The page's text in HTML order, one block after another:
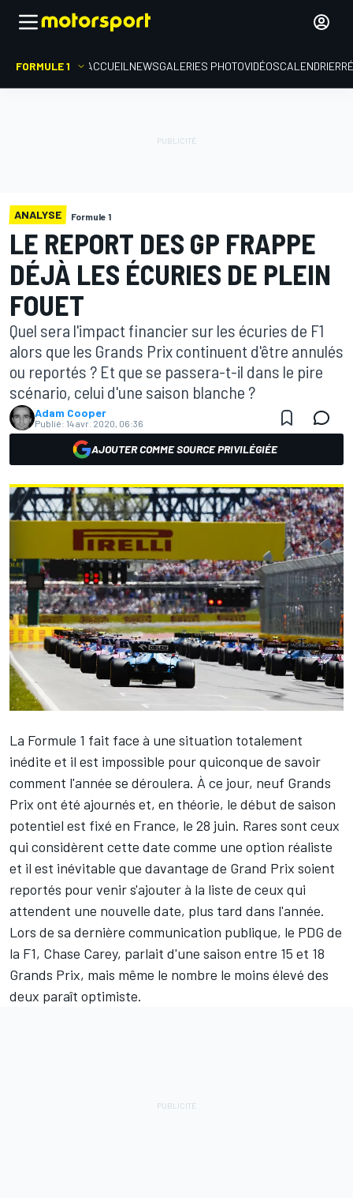
FORMULE 1 ACCUEIL NEWSGALERIES PHOTOVIDÉOSCALENDRIER
ANALYSE Formule 1
LE REPORT DES GP FRAPPE
DÉJÀ LES ÉCURIES DE PLEIN
FOUET
Quel sera l'impact financier sur les écuries de F1
alors que les Grands Prix continuent d'être annulés
ou reportés ? Et que se passera-t-il dans le pire
scénario, celui d'une saison blanche ?
Adam Cooper
Publié: 14 avr. 2020, 06:36
AJOUTER COMME SOURCE PRIVILÉGIÉE
La Formule 1 fait face à une situation totalement
inédite et il est impossible pour quiconque de savoir
comment l'année se déroulera. À ce jour, neuf Grands
Prix ont été ajournés et, en théorie, le début de saison
potentiel est fixé en France, le 28 juin. Rares sont ceux
qui considèrent cette date comme une option réaliste
et il est inévitable que davantage de Grand Prix soient
reportés pour venir s'ajouter à la liste de ceux qui
attendent une nouvelle date, plus tard dans l'année.
Lors de sa dernière communication publique, le PDG de
la F1, Chase Carey, parlait d'une saison entre 15 et 18
Grands Prix, mais même le nombre le moins élevé des
deux paraît optimiste.